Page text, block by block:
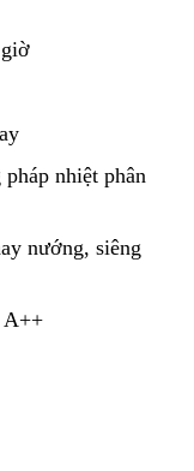
nhiệt phân
nướng, siêng
A++